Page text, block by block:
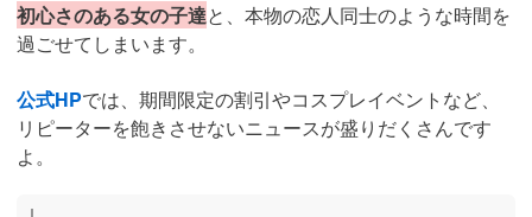
初心さのある女の子達と、本物の恋人同士のような時間を
過ごせてしまいます。
公式HPでは、期間限定の割引やコスプレイベントなど、
リピーターを飽きさせないニュースが盛りだくさんです
よ。